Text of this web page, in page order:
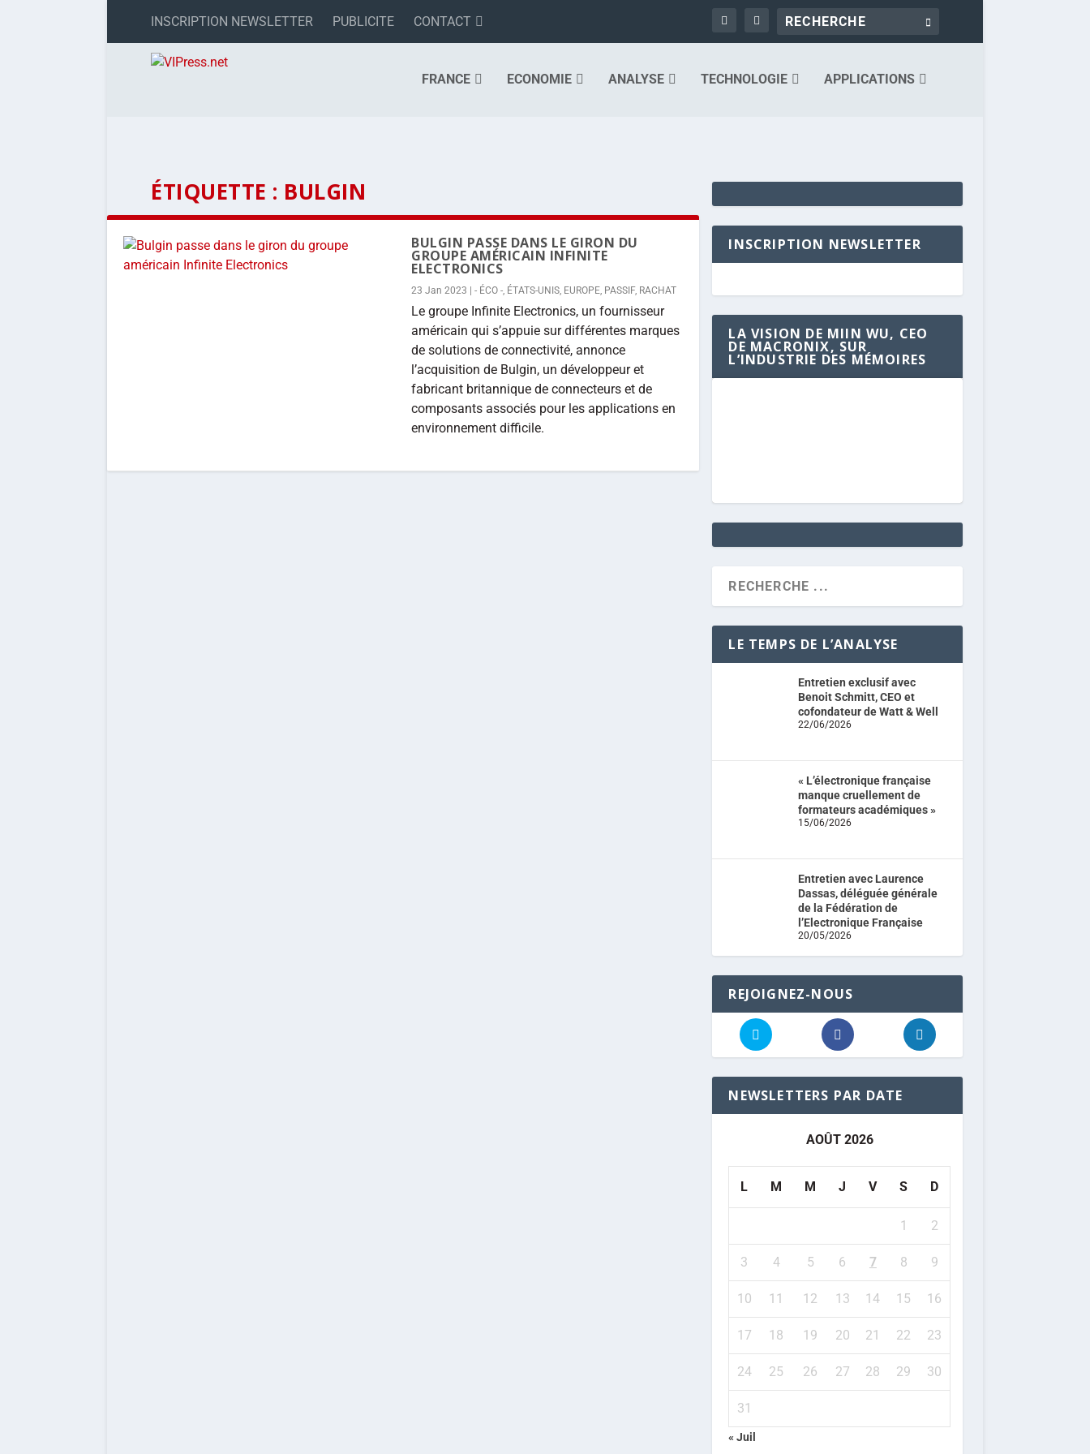
INSCRIPTION NEWSLETTER PUBLICITE CONTACT
FRANCE ECONOMIE ANALYSE TECHNOLOGIE APPLICATIONS
ÉTIQUETTE : BULGIN
BULGIN PASSE DANS LE GIRON DU
GROUPE AMÉRICAIN INFINITE
ELECTRONICS
23 Jan 2023 |- ÉCO -, ÉTATS-UNIS, EUROPE, PASSIF, RACHAT
Le groupe Infinite Electronics, un fournisseur
américain qui s’appuie sur différentes marques
de solutions de connectivité, annonce
l’acquisition de Bulgin, un développeur et
fabricant britannique de connecteurs et de
composants associés pour les applications en
environnement difficile.
INSCRIPTION NEWSLETTER
LA VISION DE MIIN WU, CEO
DE MACRONIX, SUR
L’INDUSTRIE DES MÉMOIRES
LE TEMPS DE L’ANALYSE
Entretien exclusif avec
Benoit Schmitt, CEO et
cofondateur de Watt & Well
22/06/2026
« L’électronique française
manque cruellement de
formateurs académiques »
15/06/2026
Entretien avec Laurence
Dassas, déléguée générale
de la Fédération de
l’Electronique Française
20/05/2026
REJOIGNEZ-NOUS
NEWSLETTERS PAR DATE
AOÛT 2026
L M M J V S D
1 2
3 4 5 6 7 8 9
10 11 12 13 14 15 16
17 18 19 20 21 22 23
24 25 26 27 28 29 30
31
« Juil